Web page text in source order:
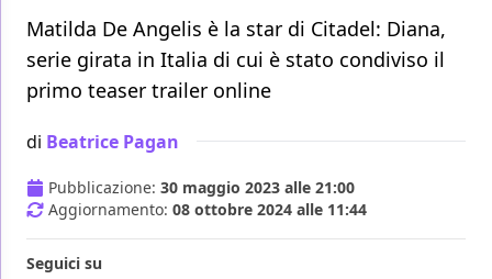
Matilda De Angelis è la star di Citadel: Diana,
serie girata in Italia di cui è stato condiviso il
primo teaser trailer online
di Beatrice Pagan
Pubblicazione: 30 maggio 2023 alle 21:00
Aggiornamento: 08 ottobre 2024 alle 11:44
Seguici su